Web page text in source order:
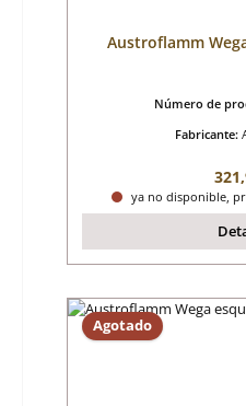
Austroflamm
Número de
Fabricante:
ya no disponible,
Agotado